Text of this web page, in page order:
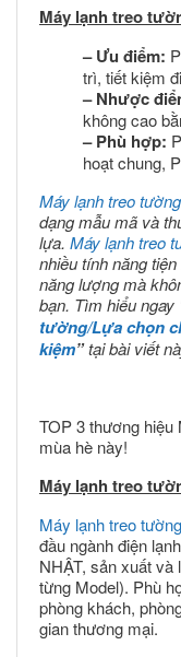
Máy lạnh treo
–Ưu điểm:
trì, tiết kiệm
–Nhược
không cao
–Phù hợp:
hoạt chung,
Máy lạnh treo tường
dạng mẫu mã và
lựa. Máy lạnh treo
nhiều tính năng
năng lượng mà
bạn. Tìm hiểu ngay
tường/Lựa chọn
kiệm”tại bài viết
TOP 3 thương hiệu
mùa hè này!
Máy lạnh treo
Máy lạnh treo
đầu ngành điện
NHẬT, sản xuất và
từng Model). Phù
phòng khách,
gian thương mại.